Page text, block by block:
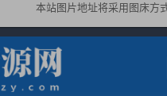
本站图片地址将采用图床方